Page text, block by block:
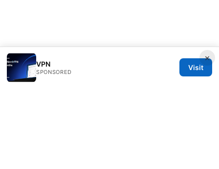
×
VPN
SPONSORED
Visit